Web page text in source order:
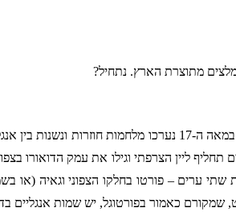
מתוצרת הארץ. נתחיל?
שמקורם כאמור בפורטוגל, יש שמות